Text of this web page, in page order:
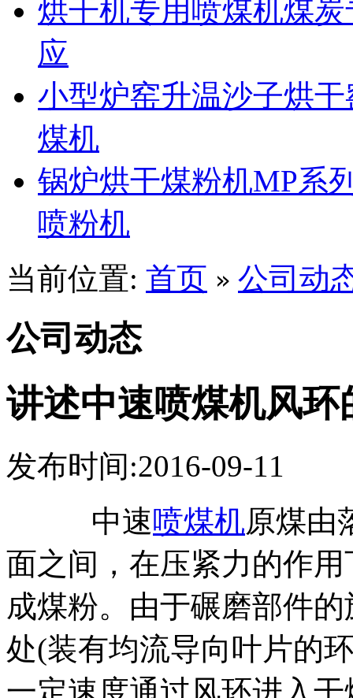
烘干机专用喷煤机煤
应
小型炉窑升温沙子烘
煤机
锅炉烘干煤粉机MP系
喷粉机
当前位置: 首页 » 公司动
公司动态
讲述中速喷煤机风环
发布时间:2016-09-11
中速喷煤机原煤由
面之间，在压紧力的作
成煤粉。由于碾磨部件
处(装有均流导向叶片的